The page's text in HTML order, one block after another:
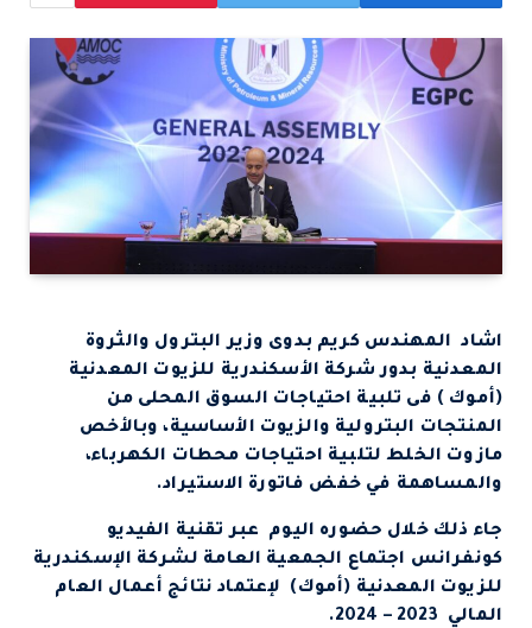
اشاد المهندس كريم بدوى وزير البترول والثروة
المعدنية بدور شركة الأسكندرية للزيوت المعدنية
(أموك ) فى تلبية احتياجات السوق المحلى من
المنتجات البترولية والزيوت الأساسية، وبالأخص
مازوت الخلط لتلبية احتياجات محطات الكهرباء،
والمساهمة في خفض فاتورة الاستيراد.
جاء ذلك خلال حضوره اليوم عبر تقنية الفيديو
كونفرانس اجتماع الجمعية العامة لشركة الإسكندرية
للزيوت المعدنية (أموك) لإعتماد نتائج أعمال العام
المالي 2023 – 2024.